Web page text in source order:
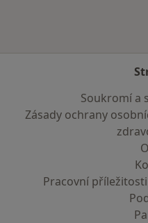
Soukromí a
Zásady ochrany
Pracovní příležitosti